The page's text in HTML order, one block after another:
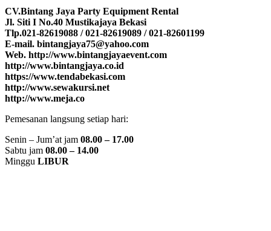
CV.Bintang Jaya Party Equipment Rental
Jl. Siti I No.40 Mustikajaya Bekasi
Tlp.021-82619088 / 021-82619089 / 021-82601199
E-mail. bintangjaya75@yahoo.com
Web. http://www.bintangjayaevent.com
http://www.bintangjaya.co.id
https://www.tendabekasi.com
http://www.sewakursi.net
http://www.meja.co
Pemesanan langsung setiap hari:
Senin – Jum’at jam 08.00 – 17.00
Sabtu jam 08.00 – 14.00
Minggu LIBUR